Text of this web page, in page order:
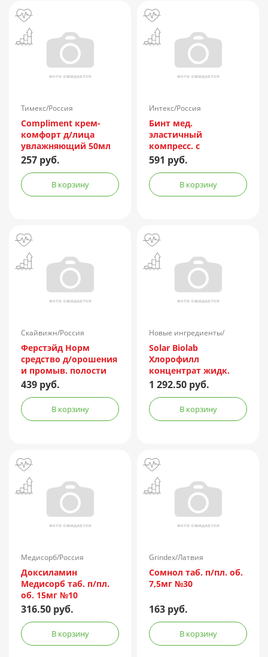
Тимекс/Россия
Compliment крем-
комфорт д/лица
увлажняющий 50мл
257 руб.
В корзину
Интекс/Россия
Бинт мед.
эластичный
компресс. с
индикатором
натяжения выс.
растяж. 8смх3м
(фискатор липучка)
591 руб.
В корзину
Скайвижн/Россия
Ферстэйд Норм
средство д/орошения
и промыв. полости
носа 150мл (с
насадкой душ)
439 руб.
В корзину
Новые ингредиенты/
Россия
Solar Biolab
Хлорофилл
концентрат жидк.
500мл
1 292.50 руб.
В корзину
Медисорб/Россия
Доксиламин
Медисорб таб. п/пл.
об. 15мг №10
316.50 руб.
В корзину
Grindex/Латвия
Сомнол таб. п/пл. об.
7,5мг №30
163 руб.
В корзину